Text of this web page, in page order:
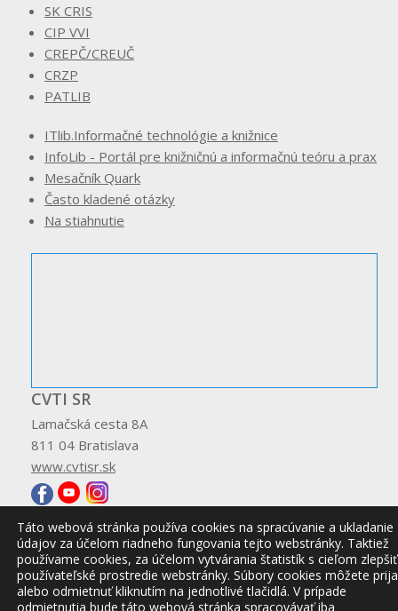
SK CRIS
CIP VVI
CREPČ/CREUČ
CRZP
PATLIB
ITlib.Informačné technológie a knižnice
InfoLib - Portál pre knižničnú a informačnú teóru a prax
Mesačník Quark
Často kladené otázky
Na stiahnutie
CVTI SR
Lamačská cesta 8A
811 04 Bratislava
www.cvtisr.sk
© 2026 CVTI SR
Táto webová stránka používa cookies na spracúvanie a ukladanie
údajov za účelom riadneho fungovania tejto webstránky. Taktiež
používame cookies, za účelom vytvárania štatistík s cieľom zlepšiť
používateľské prostredie webstránky. Súbory cookies môžete
alebo odmietnuť kliknutím na jednotlivé tlačidlá. V prípade
odmietnutia bude táto webová stránka spracovávať iba